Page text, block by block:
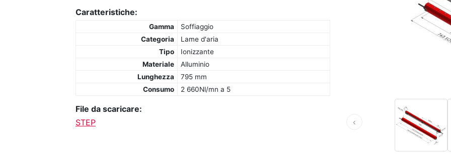
Caratteristiche:
Gamma
Soffiaggio
Categoria
Lame d'aria
Tipo
Ionizzante
Materiale
Alluminio
Lunghezza
795 mm
Consumo
2 660Nl/mn a 5
File da scaricare:
STEP
‹